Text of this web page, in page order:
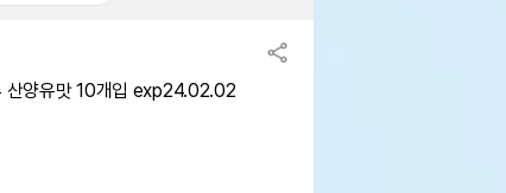
산양유맛 10개입 exp24.02.02